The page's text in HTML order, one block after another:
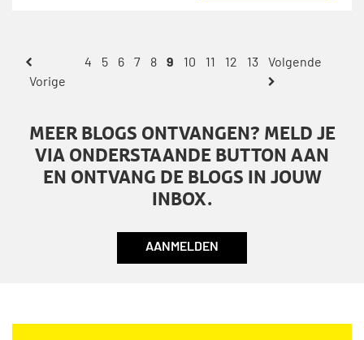
4 5 6 7 8 9 10 11 12 13
MEER BLOGS ONTVANGEN? MELD JE
VIA ONDERSTAANDE BUTTON AAN
EN ONTVANG DE BLOGS IN JOUW
INBOX.
AANMELDEN